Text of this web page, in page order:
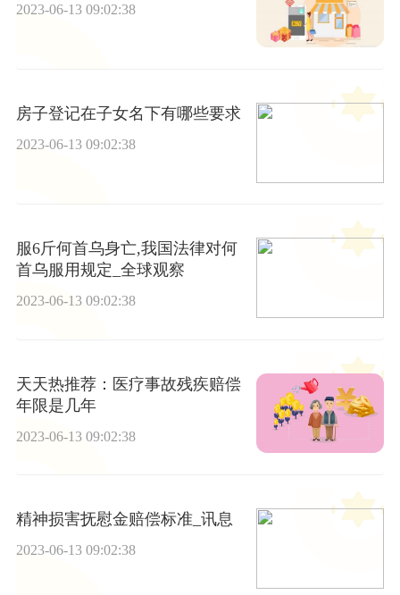
2023-06-13 09:02:38
房子登记在子女名下有哪些要求
2023-06-13 09:02:38
服6斤何首乌身亡,我国法律对何
首乌服用规定_全球观察
2023-06-13 09:02:38
天天热推荐：医疗事故残疾赔偿
年限是几年
2023-06-13 09:02:38
精神损害抚慰金赔偿标准_讯息
2023-06-13 09:02:38